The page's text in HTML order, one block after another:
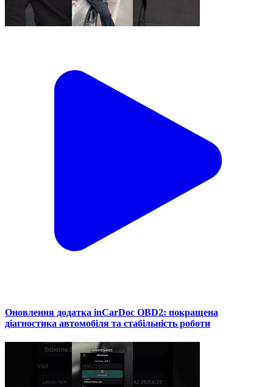
Оновлення додатка inCarDoc OBD2: покращена
діагностика автомобіля та стабільність роботи